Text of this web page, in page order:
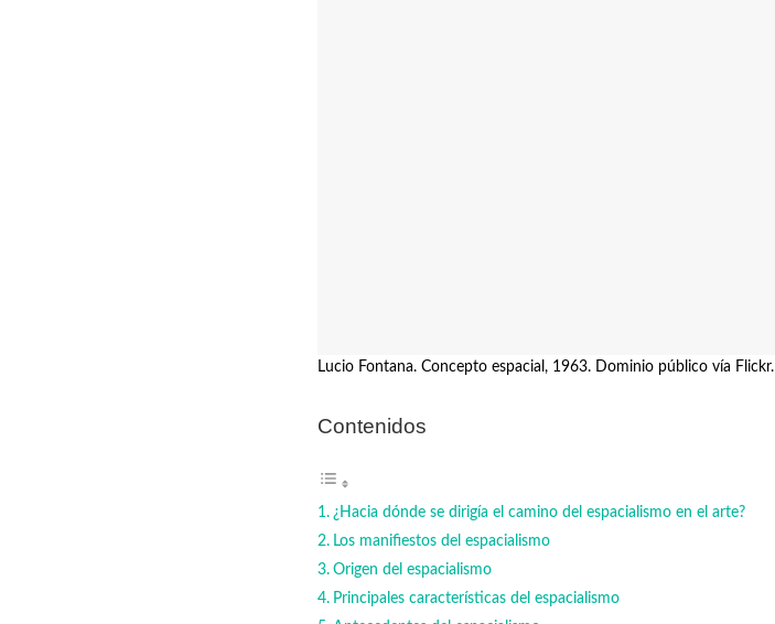
Lucio Fontana. Concepto espacial, 1963. Dominio público vía Flickr.
Contenidos
¿Hacia dónde se dirigía el camino del espacialismo en el arte?
Los manifiestos del espacialismo
Origen del espacialismo
Principales características del espacialismo